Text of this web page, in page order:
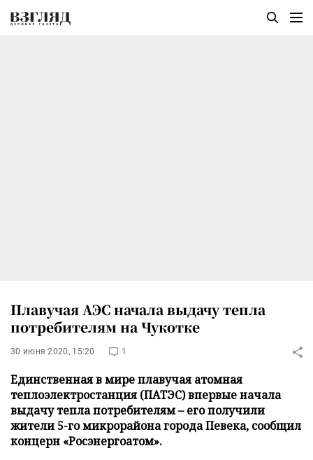
Плавучая АЭС начала выдачу тепла
потребителям на Чукотке
30 июня 2020, 15:20 1
Единственная в мире плавучая атомная
теплоэлектростанция (ПАТЭС) впервые начала
выдачу тепла потребителям – его получили
жители 5-го микрорайона города Певека, сообщил
концерн «Росэнергоатом».